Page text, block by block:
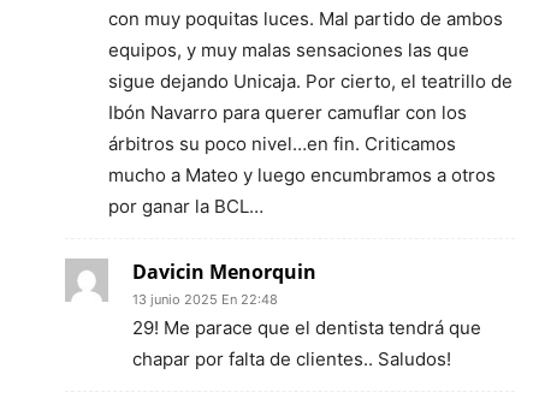
con muy poquitas luces. Mal partido de ambos
equipos, y muy malas sensaciones las que
sigue dejando Unicaja. Por cierto, el teatrillo de
Ibón Navarro para querer camuflar con los
árbitros su poco nivel…en fin. Criticamos
mucho a Mateo y luego encumbramos a otros
por ganar la BCL…
Davicin Menorquin
13 junio 2025 En 22:48
29! Me parace que el dentista tendrá que
chapar por falta de clientes.. Saludos!